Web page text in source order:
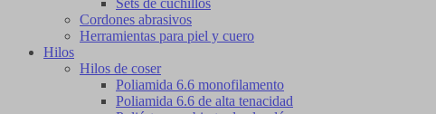
Cordones abrasivos
Herramientas para piel y cuero
Hilos
Hilos de coser
Poliamida 6.6 monofilamento
Poliamida 6.6 de alta tenacidad